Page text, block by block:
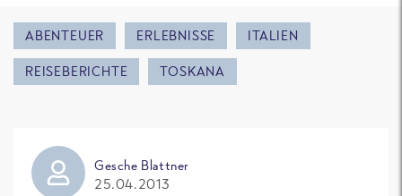
ABENTEUER ERLEBNISSE ITALIEN
REISEBERICHTE TOSKANA
Gesche Blattner
25.04.2013